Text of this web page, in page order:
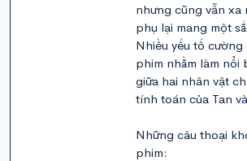
nhưng cũng vẫn xa
phụ lại mang một
Nhiều yếu tố
phim nhằm làm nổi
giữa hai nhân vật
tính toán của Tan
Những câu thoại
phim: